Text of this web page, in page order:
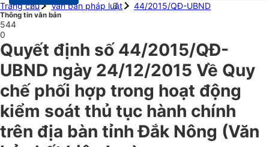
Trang chủ
Văn bản pháp luật 44/2015/QĐ-UBND
Thông tin văn bản
544
0
Quyết định số 44/2015/QĐ-
UBND ngày 24/12/2015 Về Quy
chế phối hợp trong hoạt động
kiểm soát thủ tục hành chính
trên địa bàn tỉnh Đắk Nông (Văn